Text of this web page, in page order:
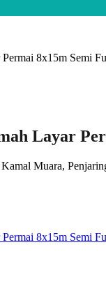
Layar
Muara,